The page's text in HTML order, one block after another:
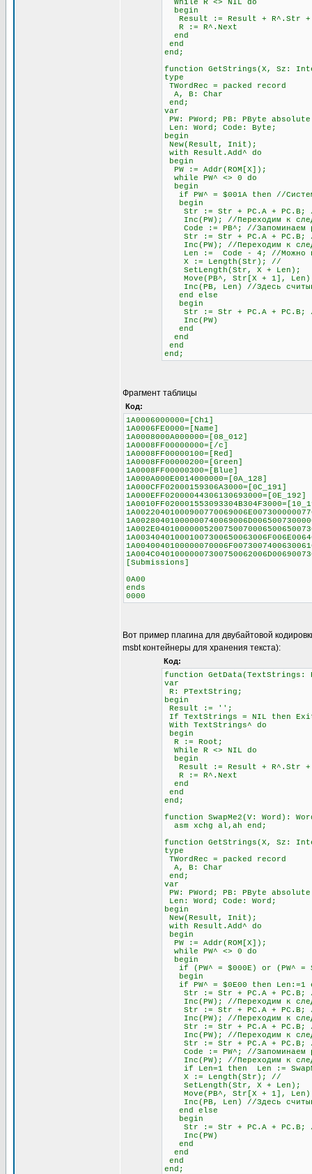
While R <> NIL do
begin
Result := Result + R^.Str +
R := R^.Next
end
end
end;
function GetStrings(X, Sz:
type
TWordRec = packed record
A, B: Char
end;
var
PW: PWord; PB: PByte
Len: Word; Code: Byte;
begin
New(Result, Init);
with Result.Add^ do
begin
PW := Addr(ROM[X]);
while PW^ <> 0 do
begin
if PW^ = $001A then //
begin
Str := Str + PC.A + PC.B; //
Inc(PW); //Переходим к
Code := PB^; //Запоминаем
Str := Str + PC.A + PC.B; //
Inc(PW); //Переходим к
Len := Code - 4; //Можно
X := Length(Str); //
SetLength(Str, X +
Move(PB^, Str[X + 1],
Inc(PB, Len) //Здесь
end else
begin
Str := Str + PC.A + PC.B; //
Inc(PW)
end
end
end
end;
Фрагмент таблицы
Код:
1A0006000000=[Ch1]
1A0006FE0000=[Name]
1A0008000A000000=[08_012]
1A0008FF00000000=[/c]
1A0008FF00000100=[Red]
1A0008FF00000200=[Green]
1A0008FF00000300=[Blue]
1A000A000E0014000000=[0A_128]
1A000CFF02000159306A3000=[0C_191]
1A000EFF02000044306130693000=[0E_192]
[Submissions]
0A00
ends
0000
Вот пример плагина для двубайтовой
msbt контейнеры для хранения текста):
Код:
function
var
R: PTextString;
begin
Result := '';
If TextStrings = NIL then
With TextStrings^ do
begin
R := Root;
While R <> NIL do
begin
Result := Result + R^.Str +
R := R^.Next
end
end
end;
function SwapMe2(V: Word):
asm xchg al,ah end;
function GetStrings(X, Sz:
type
TWordRec = packed record
A, B: Char
end;
var
PW: PWord; PB: PByte
Len: Word; Code: Word;
begin
New(Result, Init);
with Result.Add^ do
begin
PW := Addr(ROM[X]);
while PW^ <> 0 do
begin
if (PW^ = $000E) or (PW^ =
begin
if PW^ = $0E00 then Len:=1
Str := Str + PC.A + PC.B; //
Inc(PW); //Переходим к
Str := Str + PC.A + PC.B; //
Inc(PW); //Переходим к
Str := Str + PC.A + PC.B; //
Inc(PW); //Переходим к
Str := Str + PC.A + PC.B; //
Code := PW^; //Запоминаем
Inc(PW); //Переходим к
if Len=1 then Len :=
X := Length(Str); //
SetLength(Str, X +
Move(PB^, Str[X + 1],
Inc(PB, Len) //Здесь
end else
begin
Str := Str + PC.A + PC.B; //
Inc(PW)
end
end
end
end;